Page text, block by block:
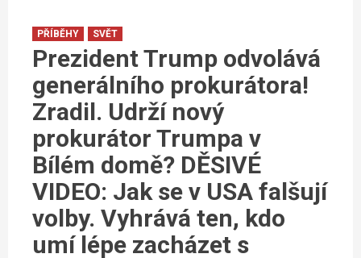
PŘÍBĚHY SVĚT
Prezident Trump odvolává
generálního prokurátora!
Zradil. Udrží nový
prokurátor Trumpa v
Bílém domě? DĚSIVÉ
VIDEO: Jak se v USA falšují
volby. Vyhrává ten, kdo
umí lépe zacházet s